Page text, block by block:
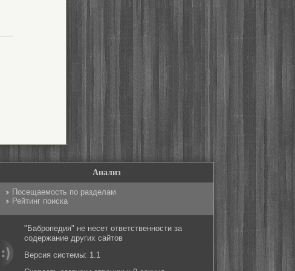
Анализ
Посещаемость по разделам
Рейтинг поиска
"Бабропедия" не несет ответственности за
содержание других сайтов
Версия системы: 1.1